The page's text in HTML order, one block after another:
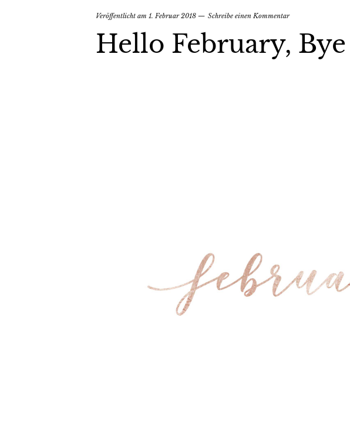
Veröffentlicht am 1. Februar 2018 Schreibe einen Kommentar
Hello February,